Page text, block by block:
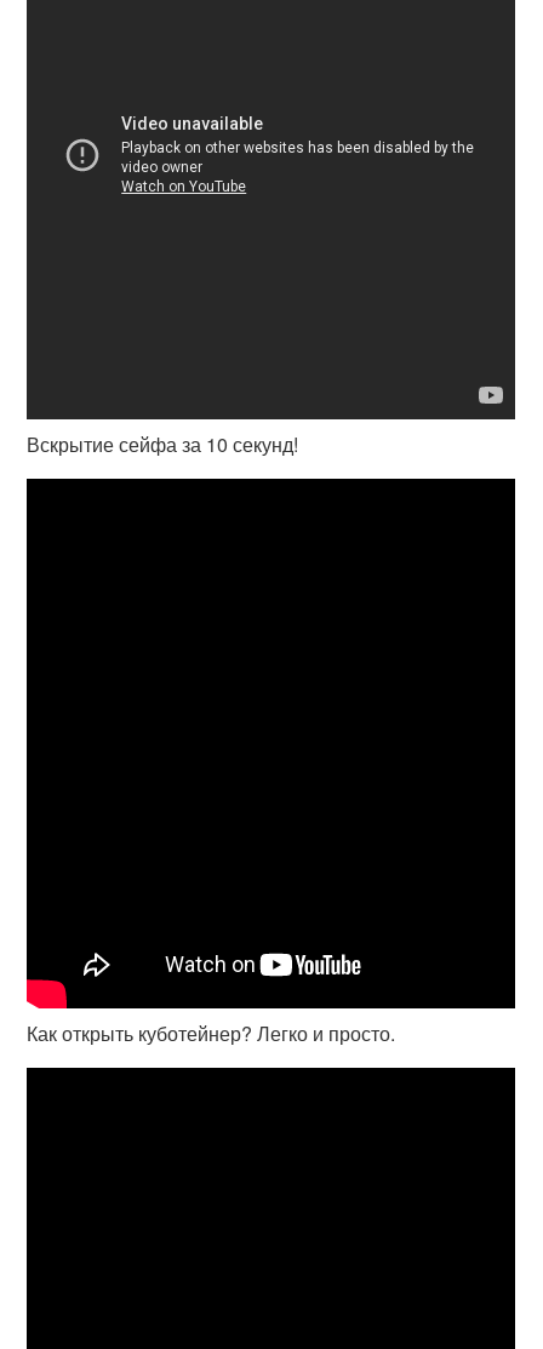
Вскрытие сейфа за 10 секунд!
Как открыть куботейнер? Легко и просто.